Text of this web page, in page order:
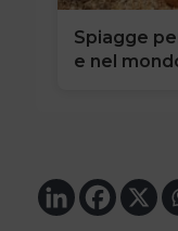
Spiagge
e nel